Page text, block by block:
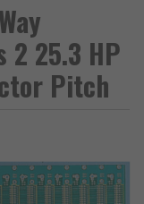
2 25.3 HP
Pitch